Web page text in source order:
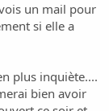
un mail pour
si elle a
plus inquiète....
bien avoir